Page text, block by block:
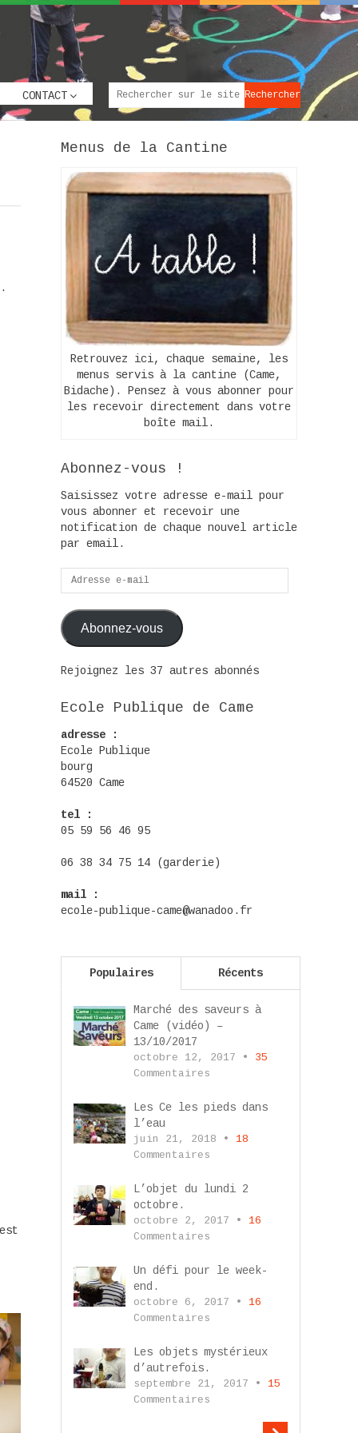
CONTACT
Menus de la Cantine
Retrouvez ici, chaque semaine, les
menus servis à la cantine (Came,
Bidache). Pensez à vous abonner pour
les recevoir directement dans votre
boîte mail.
Abonnez-vous !
Saisissez votre adresse e-mail pour
vous abonner et recevoir une
notification de chaque nouvel article
par email.
Adresse
e-
mail
Abonnez-vous
Rejoignez les 37 autres abonnés
Ecole Publique de Came
adresse :
Ecole Publique
bourg
64520 Came
tel :
05 59 56 46 95
06 38 34 75 14 (garderie)
mail :
ecole-publique-came@wanadoo.fr
Populaires Récents
Marché des saveurs à
Came (vidéo) –
13/10/2017
octobre 12, 2017 • 35
Commentaires
Les Ce les pieds dans
l’eau
juin 21, 2018 • 18
Commentaires
L’objet du lundi 2
octobre.
octobre 2, 2017 • 16
Commentaires
Un défi pour le week-
end.
octobre 6, 2017 • 16
Commentaires
Les objets mystérieux
d’autrefois.
septembre 21, 2017 • 15
Commentaires